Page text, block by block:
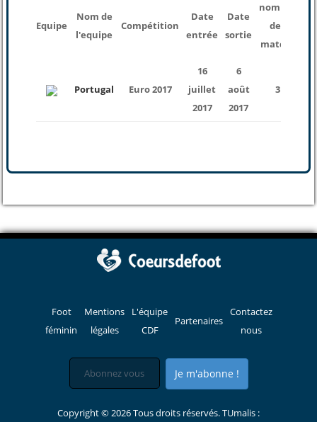
Equipe
Nom de
l'equipe
Compétition
Date
entrée
Date
sortie
nombre
des
matchs
Portugal Euro 2017
16
juillet
2017
6
août
2017
3
Foot
féminin
Mentions
légales
L'équipe
CDF
Partenaires
Contactez
nous
Je m'abonne !
Copyright © 2026 Tous droits réservés. TUmalis :